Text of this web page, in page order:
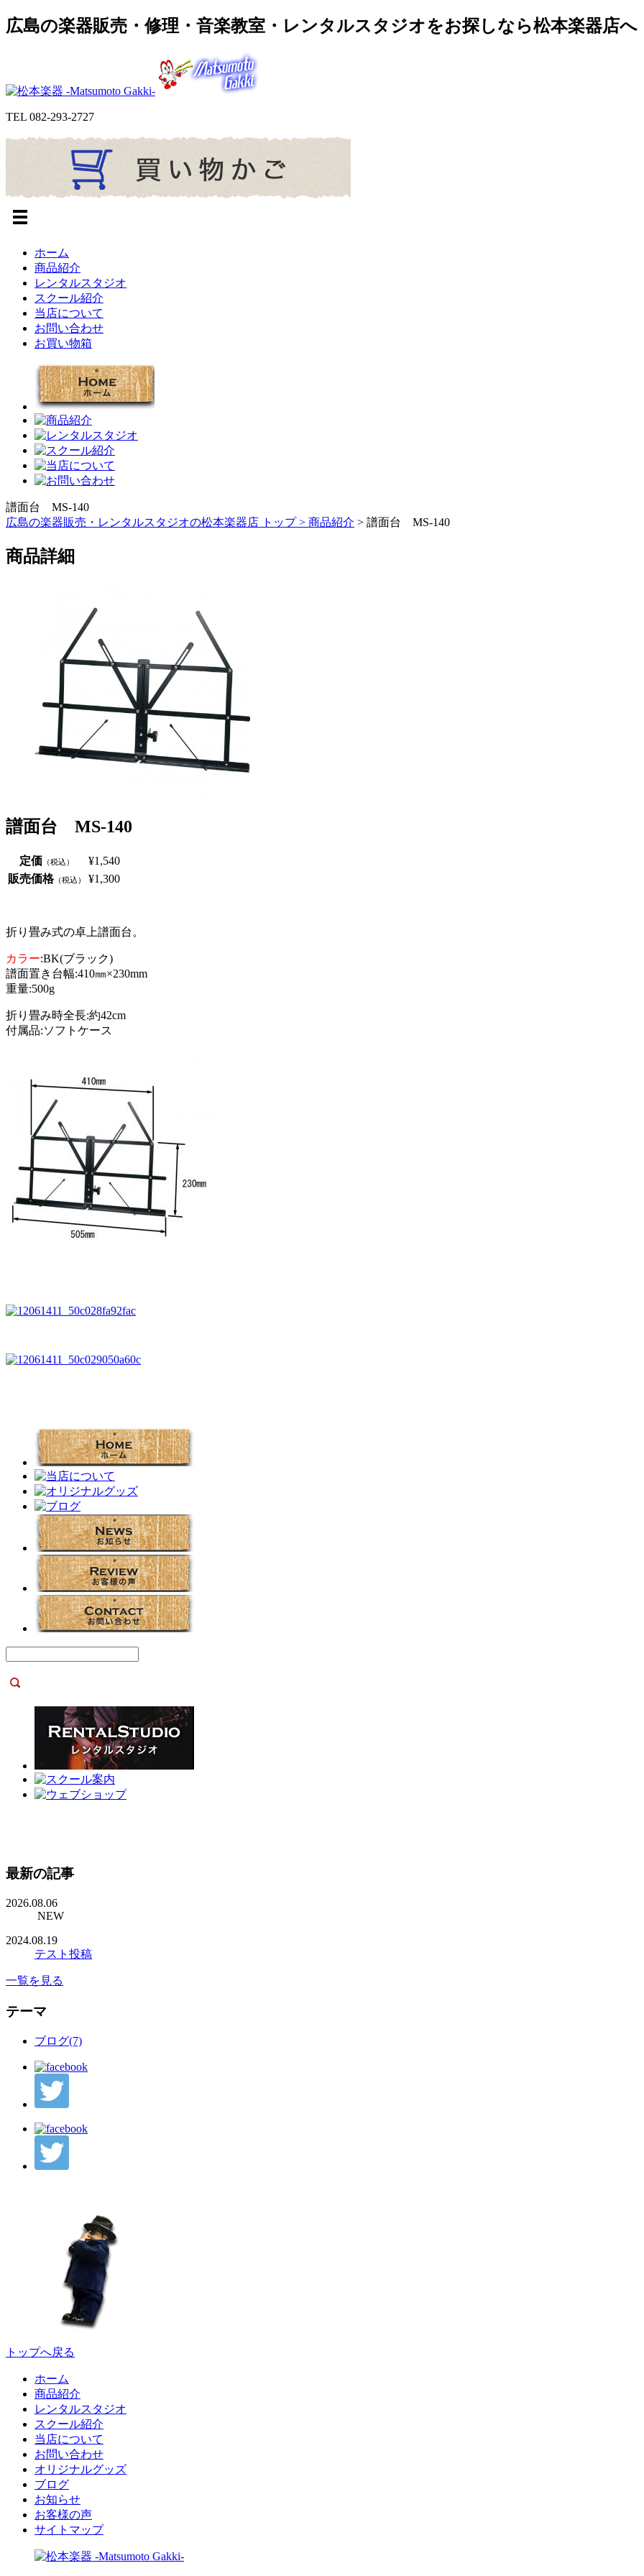
広島の楽器販売・修理・音楽教室・レンタルスタジオをお探しなら松本楽器店へ
TEL 082-293-2727
ホーム
商品紹介
レンタルスタジオ
スクール紹介
当店について
お問い合わせ
お買い物箱
譜面台 MS-140
広島の楽器販売・レンタルスタジオの松本楽器店 トップ > 商品紹介 > 譜面台 MS-140
商品詳細
譜面台 MS-140
定価 （税込）
¥1,540
販売価格（税込） ¥1,300
折り畳み式の卓上譜面台。
カラー:BK(ブラック)
譜面置き台幅:410㎜×230mm
重量:500g
折り畳み時全長:約42cm
付属品:ソフトケース
最新の記事
2026.08.06
NEW
2024.08.19
テスト投稿
一覧を見る
テーマ
ブログ(7)
トップへ戻る
ホーム
商品紹介
レンタルスタジオ
スクール紹介
当店について
お問い合わせ
オリジナルグッズ
ブログ
お知らせ
お客様の声
サイトマップ